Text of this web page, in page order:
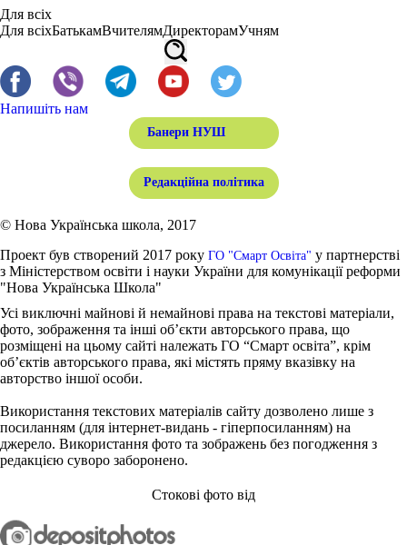
Для всіх
Для всіхБатькамВчителямДиректорамУчням
Напишіть нам
Банери НУШ
Редакційна політика
© Нова Українська школа, 2017
Проект був створений 2017 року ГО "Смарт Освіта" у партнерстві
з Міністерством освіти і науки України для комунікації реформи
"Нова Українська Школа"
Усі виключні майнові й немайнові права на текстові матеріали,
фото, зображення та інші об’єкти авторського права, що
розміщені на цьому сайті належать ГО “Смарт освіта”, крім
об’єктів авторського права, які містять пряму вказівку на
авторство іншої особи.
Використання текстових матеріалів сайту дозволено лише з
посиланням (для інтернет-видань - гіперпосиланням) на
джерело. Використання фото та зображень без погодження з
редакцією суворо заборонено.
Стокові фото від